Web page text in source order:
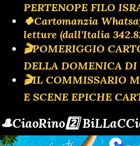
PERTENOPE FILO
🍀Cartomanzia
letture (dall'Italia
🎬POMERIGGIO
DELLA DOMENICA
🎬IL COMMISSARIO
E SCENE EPICHE
🎩CiaoRino2️⃣